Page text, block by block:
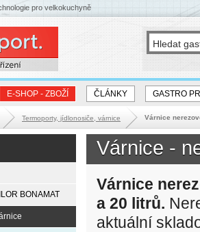
E-SHOP - ZBOŽÍ ČLÁNKY GASTRO
Termoporty, jídlonosiče, várnice Várnice
Várnice -
Várnice
a 20 litrů.
aktuální
BONAMAT
pro velkokuchyně